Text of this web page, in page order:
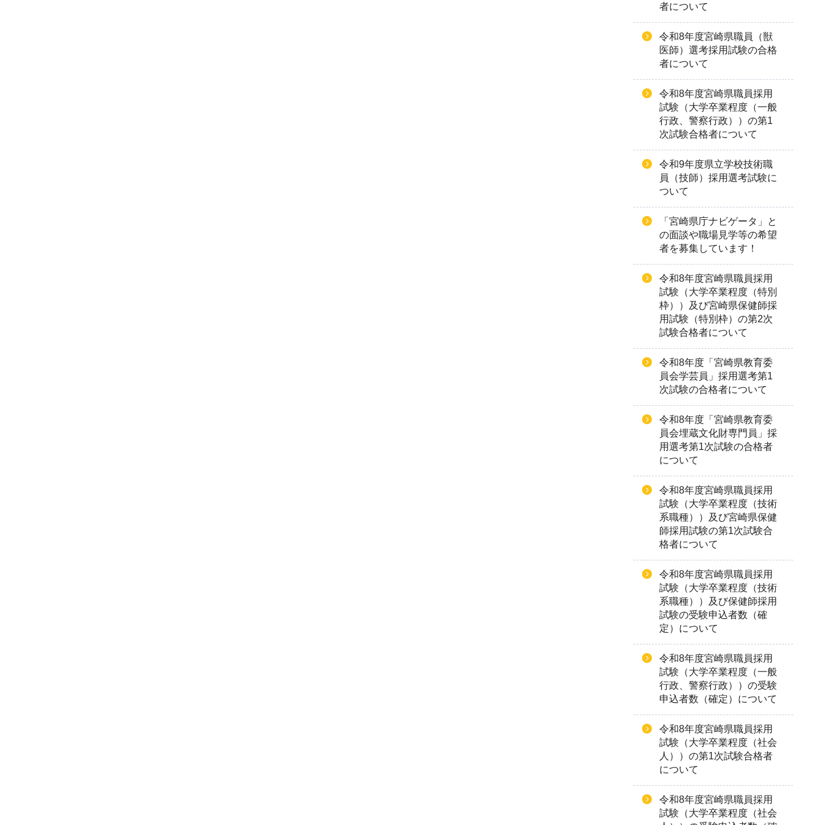
者について
令和8年度宮崎県職員（獣
医師）選考採用試験の合格
者について
令和8年度宮崎県職員採用
試験（大学卒業程度（一般
行政、警察行政））の第1
次試験合格者について
令和9年度県立学校技術職
員（技師）採用選考試験に
ついて
「宮崎県庁ナビゲータ」と
の面談や職場見学等の希望
者を募集しています！
令和8年度宮崎県職員採用
試験（大学卒業程度（特別
枠））及び宮崎県保健師採
用試験（特別枠）の第2次
試験合格者について
令和8年度「宮崎県教育委
員会学芸員」採用選考第1
次試験の合格者について
令和8年度「宮崎県教育委
員会埋蔵文化財専門員」採
用選考第1次試験の合格者
について
令和8年度宮崎県職員採用
試験（大学卒業程度（技術
系職種））及び宮崎県保健
師採用試験の第1次試験合
格者について
令和8年度宮崎県職員採用
試験（大学卒業程度（技術
系職種））及び保健師採用
試験の受験申込者数（確
定）について
令和8年度宮崎県職員採用
試験（大学卒業程度（一般
行政、警察行政））の受験
申込者数（確定）について
令和8年度宮崎県職員採用
試験（大学卒業程度（社会
人））の第1次試験合格者
について
令和8年度宮崎県職員採用
試験（大学卒業程度（社会